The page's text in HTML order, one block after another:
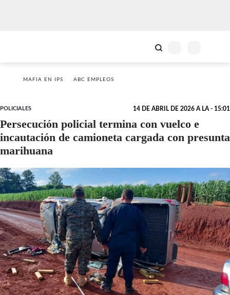
MAFIA EN IPS ABC EMPLEOS
POLICIALES 14 DE ABRIL DE 2026 A LA - 15:01
Persecución policial termina con vuelco e
incautación de camioneta cargada con presunta
marihuana